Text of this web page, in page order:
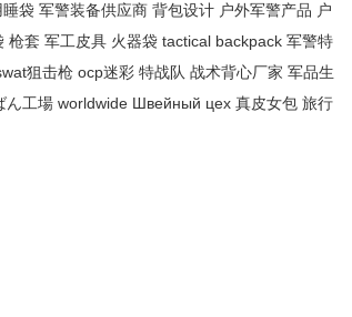
睡袋 军警装备供应商 背包设计 户外军警产品 户
枪套 军工皮具 火器袋 tactical backpack 军警特
狙击枪 ocp迷彩 特战队 战术背心厂家 军品生
ん工場 worldwide Швейный цех 真皮女包 旅行